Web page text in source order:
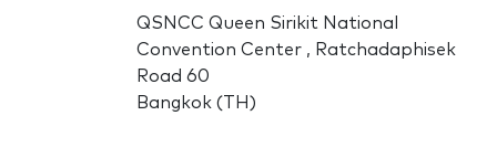
QSNCC Queen Sirikit National
Convention Center , Ratchadaphisek
Road 60
Bangkok (TH)